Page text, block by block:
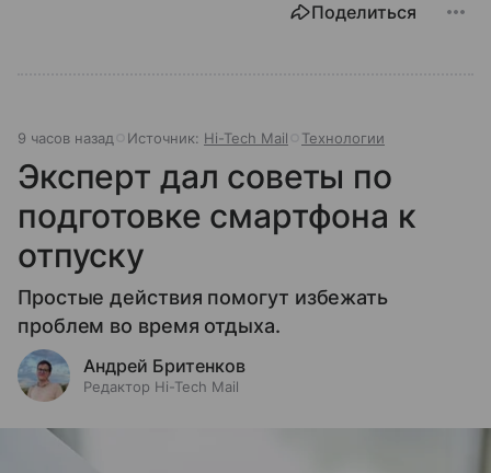
Поделиться
9 часов назад Источник: Hi-Tech Mail Технологии
Эксперт дал советы по
подготовке смартфона к
отпуску
Простые действия помогут избежать
проблем во время отдыха.
Андрей Бритенков
Редактор Hi-Tech Mail